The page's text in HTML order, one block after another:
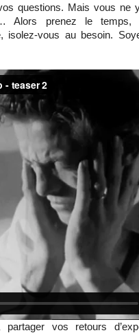
questions. Mais vous ne
Alors prenez le temps,
isolez-vous au besoin.
partager vos retours